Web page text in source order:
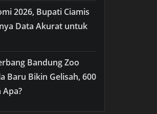
2026, Bupati Ciamis
Data Akurat untuk
Bandung Zoo
Baru Bikin Gelisah, 600